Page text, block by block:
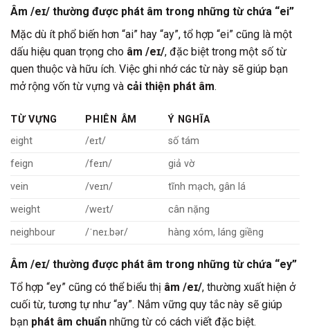
Âm /eɪ/ thường được phát âm trong những từ chứa “ei”
Mặc dù ít phổ biến hơn “ai” hay “ay”, tổ hợp “ei” cũng là một
dấu hiệu quan trọng cho âm /eɪ/, đặc biệt trong một số từ
quen thuộc và hữu ích. Việc ghi nhớ các từ này sẽ giúp bạn
mở rộng vốn từ vựng và cải thiện phát âm.
TỪ VỰNG PHIÊN ÂM
Ý NGHĨA
eight
/eɪt/
số tám
feign
/feɪn/
giả vờ
vein
/veɪn/
tĩnh mạch, gân lá
weight
/weɪt/
cân nặng
neighbour
/ˈneɪ.bər/ hàng xóm, láng giềng
Âm /eɪ/ thường được phát âm trong những từ chứa “ey”
Tổ hợp “ey” cũng có thể biểu thị âm /eɪ/, thường xuất hiện ở
cuối từ, tương tự như “ay”. Nắm vững quy tắc này sẽ giúp
bạn phát âm chuẩn những từ có cách viết đặc biệt.